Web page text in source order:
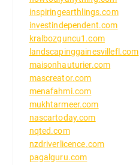
inspiringearthlings.com
investindependent.com
kralbozguncu1.com
landscapinggainesvillefl.com
maisonhauturier.com
mascreator.com
menafahmi.com
mukhtarmeer.com
nascartoday.com
nqted.com
nzdriverlicence.com
pagalguru.com